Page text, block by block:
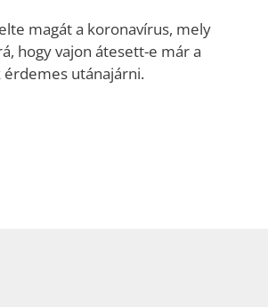
magát a koronavírus, mely
hogy vajon átesett-e már a
érdemes utánajárni.